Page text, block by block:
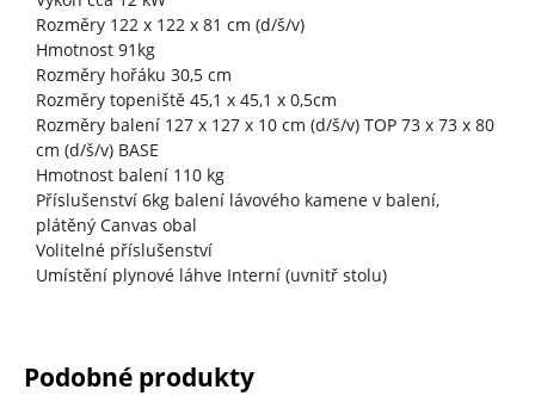
Rozměry 122 x 122 x 81 cm (d/š/v)
Hmotnost 91kg
Rozměry hořáku 30,5 cm
Rozměry topeniště 45,1 x 45,1 x 0,5cm
Rozměry balení 127 x 127 x 10 cm (d/š/v) TOP 73 x 73 x 80
cm (d/š/v) BASE
Hmotnost balení 110 kg
Příslušenství 6kg balení lávového kamene v balení,
plátěný Canvas obal
Volitelné příslušenství
Umístění plynové láhve Interní (uvnitř stolu)
Podobné produkty